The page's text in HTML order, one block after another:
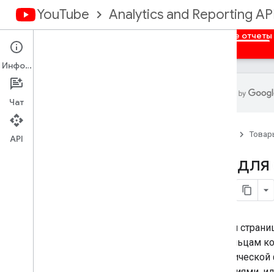
YouTube Analytics and Reporting
Массовые отчеты
API отчетов You
Доступные отчеты
API
На этой
владельцам
Информация
Чат
API